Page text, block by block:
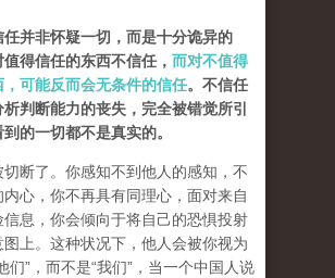
任并非怀疑一切，而是十分诡异的
得信任的东西不信任， 而对不值得
，可能反而会无条件的信任。不信任
判断能力的丧失，完全被错觉所引
的一切都不是真实的。
断了。你感知不到他人的感知，不
内心，你不再具有同理心，面对来自
信息，你会倾向于将自己的恐惧投射
上。这种状况下，他人会被你视为
们”，而不是“我们”， 当一个中国人说